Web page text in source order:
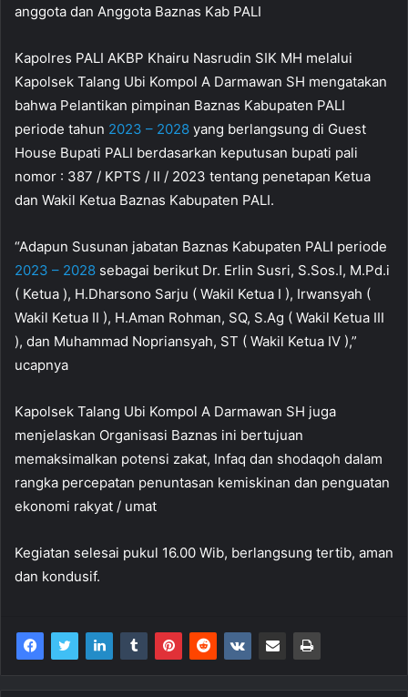
anggota dan Anggota Baznas Kab PALI
Kapolres PALI AKBP Khairu Nasrudin SIK MH melalui
Kapolsek Talang Ubi Kompol A Darmawan SH mengatakan
bahwa Pelantikan pimpinan Baznas Kabupaten PALI
periode tahun 2023 – 2028 yang berlangsung di Guest
House Bupati PALI berdasarkan keputusan bupati pali
nomor : 387 / KPTS / II / 2023 tentang penetapan Ketua
dan Wakil Ketua Baznas Kabupaten PALI.
“Adapun Susunan jabatan Baznas Kabupaten PALI periode
2023 – 2028 sebagai berikut Dr. Erlin Susri, S.Sos.I, M.Pd.i
( Ketua ), H.Dharsono Sarju ( Wakil Ketua I ), Irwansyah (
Wakil Ketua II ), H.Aman Rohman, SQ, S.Ag ( Wakil Ketua III
), dan Muhammad Nopriansyah, ST ( Wakil Ketua IV ),”
ucapnya
Kapolsek Talang Ubi Kompol A Darmawan SH juga
menjelaskan Organisasi Baznas ini bertujuan
memaksimalkan potensi zakat, Infaq dan shodaqoh dalam
rangka percepatan penuntasan kemiskinan dan penguatan
ekonomi rakyat / umat
Kegiatan selesai pukul 16.00 Wib, berlangsung tertib, aman
dan kondusif.